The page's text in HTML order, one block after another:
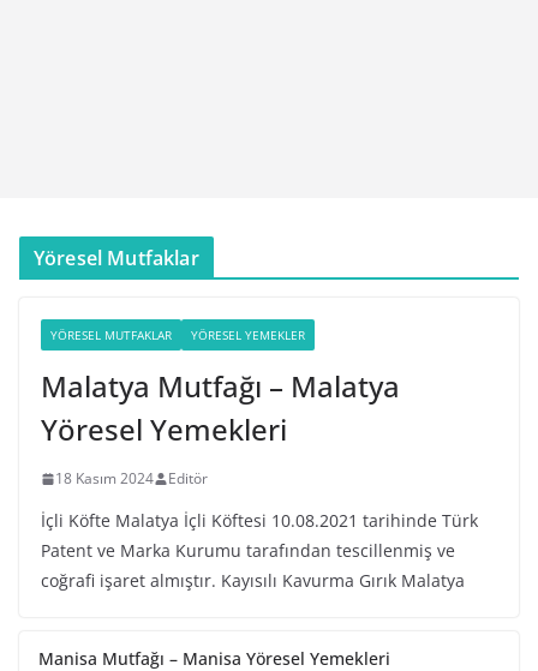
Yöresel Mutfaklar
YÖRESEL MUTFAKLAR YÖRESEL YEMEKLER
Malatya Mutfağı – Malatya
Yöresel Yemekleri
18 Kasım 2024 Editör
İçli Köfte Malatya İçli Köftesi 10.08.2021 tarihinde Türk
Patent ve Marka Kurumu tarafından tescillenmiş ve
coğrafi işaret almıştır. Kayısılı Kavurma Gırık Malatya
Manisa Mutfağı – Manisa Yöresel Yemekleri